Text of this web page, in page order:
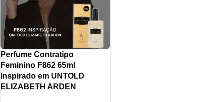
Perfume Contratipo
Feminino F862 65ml
Inspirado em UNTOLD
ELIZABETH ARDEN